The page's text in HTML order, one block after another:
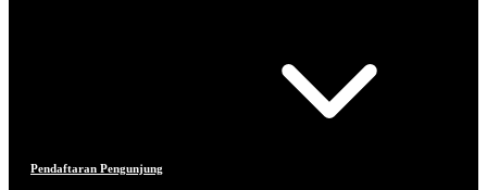
Pendaftaran Pengunjung